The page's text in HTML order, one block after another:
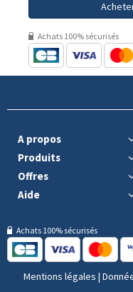
Achats 100% sécurisés
A propos
Produits
Offres
Aide
Achats 100% sécurisés
Mentions légales |